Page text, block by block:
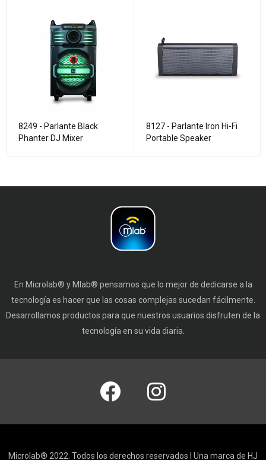
8249 - Parlante Black
Phanter DJ Mixer
8127 - Parlante Iron Hi-Fi
Portable Speaker
En Microlab® y Mlab® pensamos que lo mejor de dedicarse a la
tecnología es hacer que las cosas complejas sucedan fácilmente.
Desarrollamos productos para que nuestros usuarios disfruten de la
tecnología en su vida diaria.
Microlab® 2022. Todos los derechos reservados I Una marca de HJ